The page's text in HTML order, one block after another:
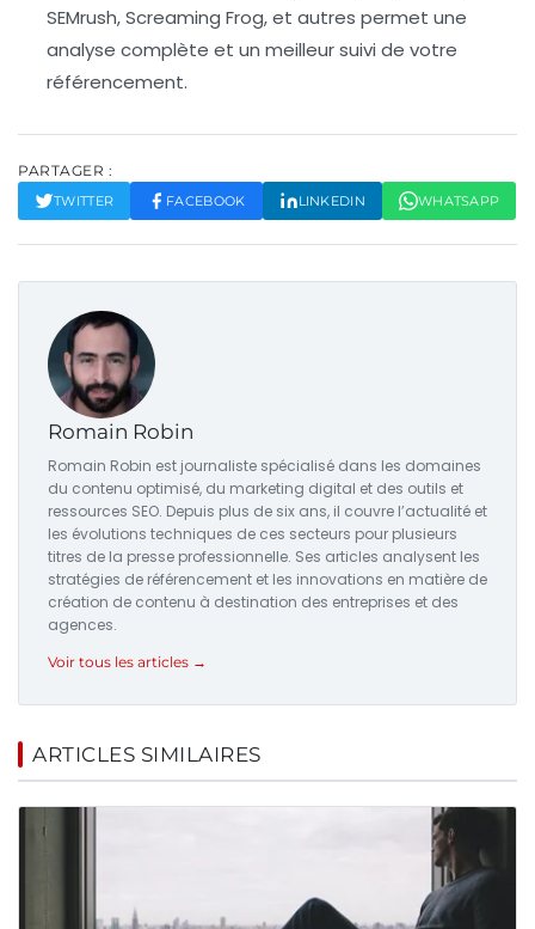
SEMrush, Screaming Frog, et autres permet une
analyse complète et un meilleur suivi de votre
référencement.
PARTAGER :
TWITTER FACEBOOK LINKEDIN WHATSAPP
Romain Robin
Romain Robin est journaliste spécialisé dans les domaines
du contenu optimisé, du marketing digital et des outils et
ressources SEO. Depuis plus de six ans, il couvre l’actualité et
les évolutions techniques de ces secteurs pour plusieurs
titres de la presse professionnelle. Ses articles analysent les
stratégies de référencement et les innovations en matière de
création de contenu à destination des entreprises et des
agences.
Voir tous les articles →
ARTICLES SIMILAIRES